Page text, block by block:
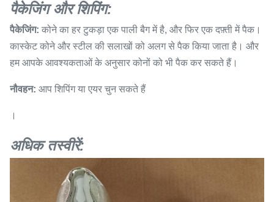
पैकेजिंग और शिपिंग:
पैकेजिंग: कोने का हर टुकड़ा एक पाली बैग में है, और फिर एक दफ़्ती में पैक।
कास्केट कोने और स्टील की सलाखों को अलग से पैक किया जाता है। और
हम आपके आवश्यकताओं के अनुसार कोनों को भी पैक कर सकते हैं।
नौवहन: आप शिपिंग या एयर चुन सकते हैं
।
अधिक तस्वीरें: